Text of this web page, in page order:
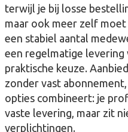
terwijl je bij losse
maar ook meer zelf
een stabiel aantal
een regelmatige
praktische keuze.
zonder vast
opties combineert: je
vaste levering, maar zit
verplichtingen.